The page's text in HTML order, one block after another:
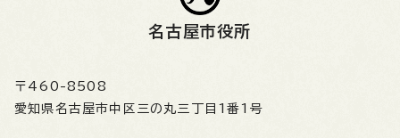
名古屋市役所
〒460-8508
愛知県名古屋市中区三の丸三丁目1番1号